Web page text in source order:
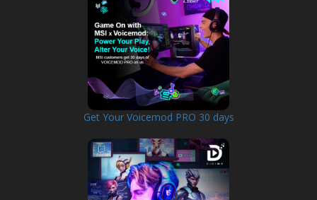
Get Your Voicemod PRO 30 days